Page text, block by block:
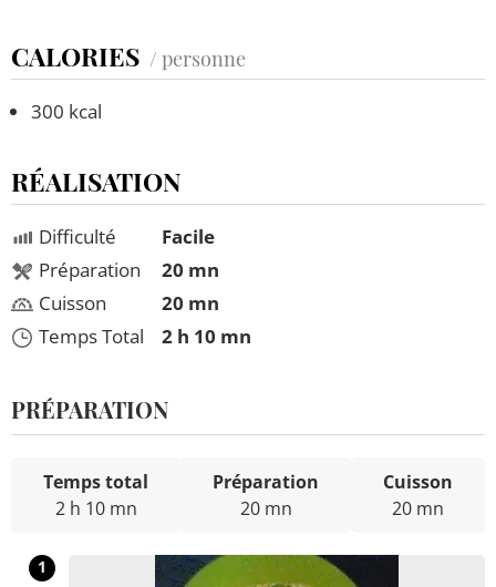
CALORIES / personne
300 kcal
RÉALISATION
Difficulté
Préparation
Cuisson
Temps Total
Facile
20 mn
20 mn
2 h 10 mn
PRÉPARATION
Temps total
2 h 10 mn
Préparation
20 mn
Cuisson
20 mn
1